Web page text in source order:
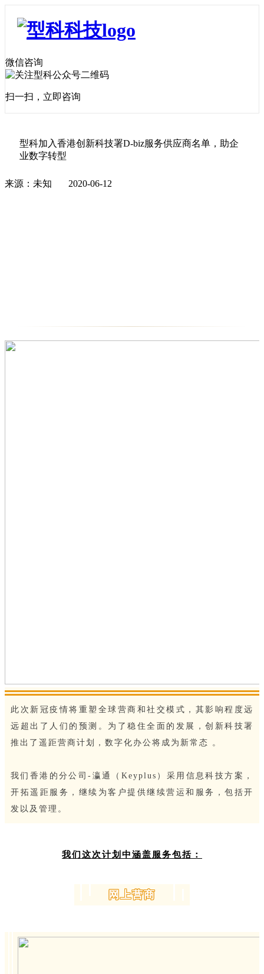
微信咨询
扫一扫，立即咨询
型科加入香港创新科技署D-biz服务供应商名单，助企
业数字转型
来源：未知 2020-06-12
此次新冠疫情将重塑全球营商和社交模式，其影响程度远
远超出了人们的预测。为了稳住全面的发展，创新科技署
推出了遥距营商计划，数字化办公将成为新常态 。
我们香港的分公司-瀛通（Keyplus）采用信息科技方案，
开拓遥距服务，继续为客户提供继续营运和服务，包括开
发以及管理。
我们这次计划中涵盖服务包括：
网上营商